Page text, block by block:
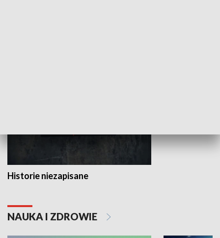
Historie niezapisane
NAUKA I ZDROWIE